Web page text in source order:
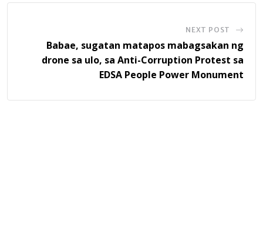
NEXT POST
Babae, sugatan matapos mabagsakan ng
drone sa ulo, sa Anti-Corruption Protest sa
EDSA People Power Monument